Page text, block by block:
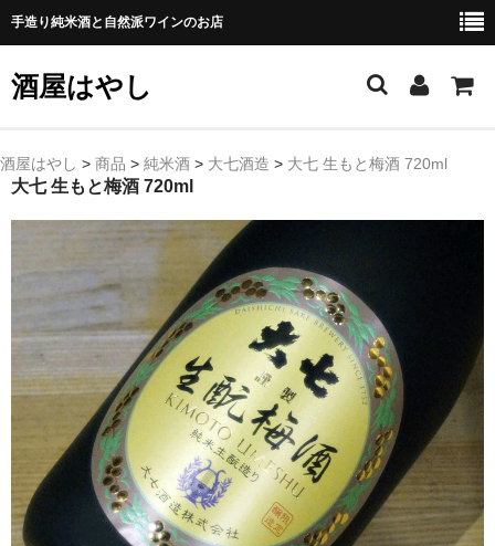
手造り純米酒と自然派ワインのお店
酒屋はやし
ホーム
よえもん 川村酒造店（岩手県花巻市）
田从･月下の舞 舞鶴酒造（秋田県横手市）
綿屋 金の井酒造（宮城県栗原市）
大七 大七酒造（福島県二本松市）
宗玄 宗玄酒造（石川県珠洲市）
神亀 神亀酒造（埼玉県蓮田市）
酒屋はやし > 商品 > 純米酒 > 大七酒造 > 大七 生もと梅酒 720ml
大七 生もと梅酒 720ml